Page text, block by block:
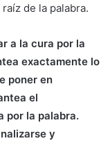
de la palabra.
a la cura por la
exactamente lo
poner en
el
por la palabra.
y